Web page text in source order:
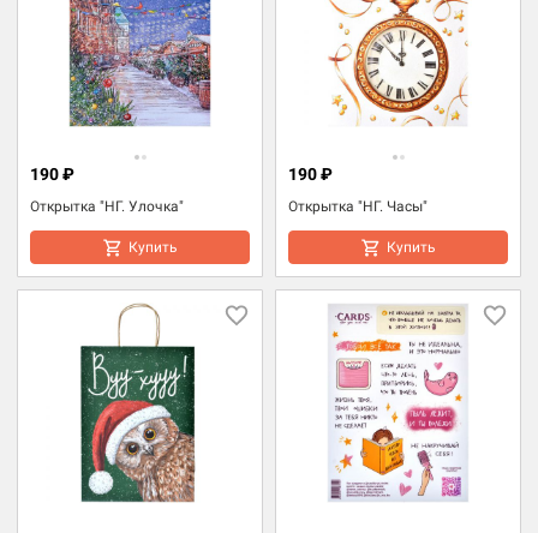
Открытка "НГ. Улочка"
190 ₽
Купить
Открытка "НГ. Часы"
190 ₽
Купить